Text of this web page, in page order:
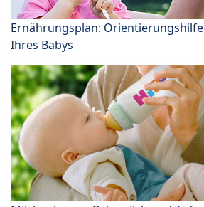
Ernährungsplan:
Ihres Babys